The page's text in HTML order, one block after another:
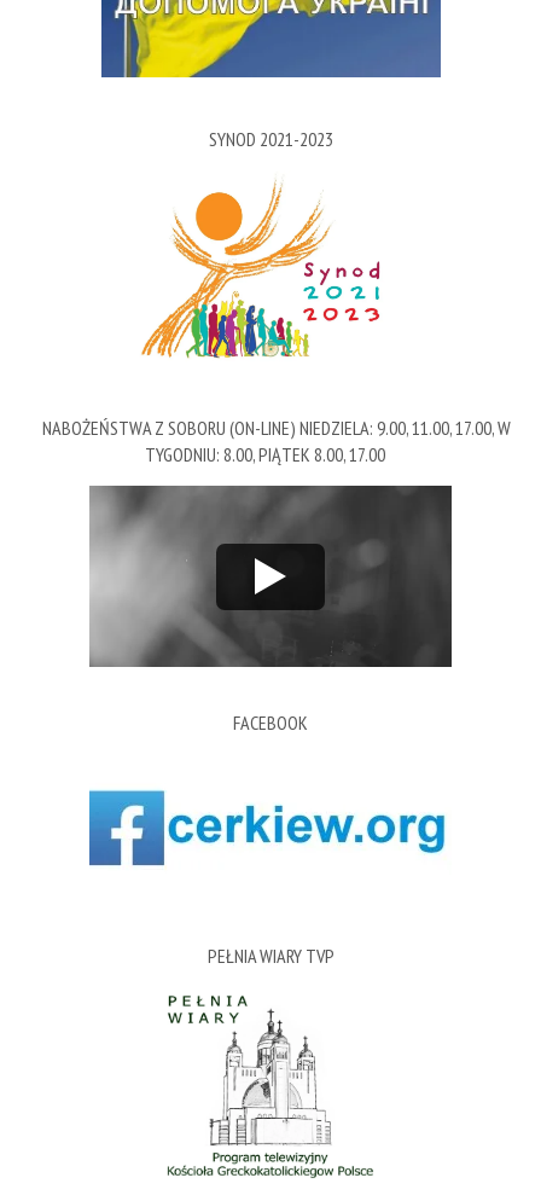
SYNOD 2021-2023
NABOŻEŃSTWA Z SOBORU (ON-LINE) NIEDZIELA: 9.00, 11.00, 17.00, W
TYGODNIU: 8.00, PIĄTEK 8.00, 17.00
FACEBOOK
PEŁNIA WIARY TVP